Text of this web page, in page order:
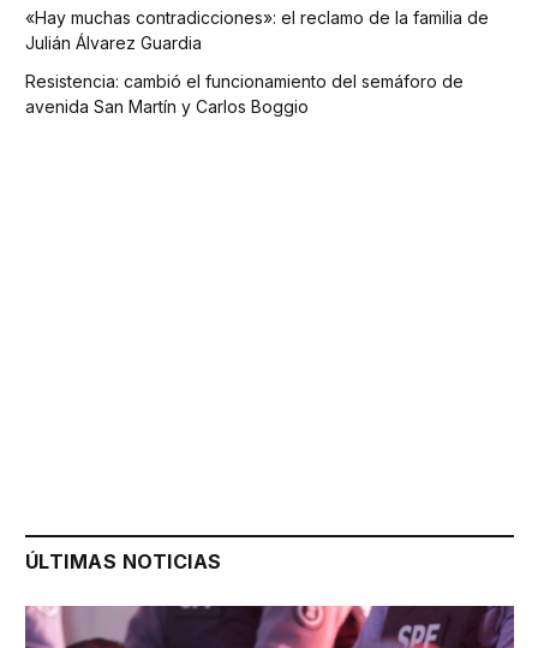
«Hay muchas contradicciones»: el reclamo de la familia de
Julián Álvarez Guardia
Resistencia: cambió el funcionamiento del semáforo de
avenida San Martín y Carlos Boggio
ÚLTIMAS NOTICIAS